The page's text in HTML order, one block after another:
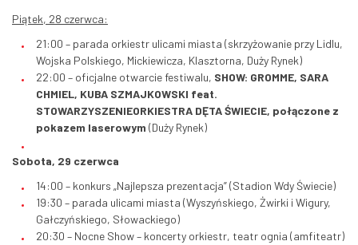
Piątek, 28 czerwca:
21:00 – parada orkiestr ulicami miasta (skrzyżowanie przy Lidlu,
Wojska Polskiego, Mickiewicza, Klasztorna, Duży Rynek)
22:00 – oficjalne otwarcie festiwalu, SHOW: GROMME, SARA
CHMIEL, KUBA SZMAJKOWSKI feat.
STOWARZYSZENIEORKIESTRA DĘTA ŚWIECIE, połączone z
pokazem laserowym (Duży Rynek)
Sobota, 29 czerwca
14:00 – konkurs „Najlepsza prezentacja” (Stadion Wdy Świecie)
19:30 – parada ulicami miasta (Wyszyńskiego, Żwirki i Wigury,
Gałczyńskiego, Słowackiego)
20:30 – Nocne Show – koncerty orkiestr, teatr ognia (amfiteatr)